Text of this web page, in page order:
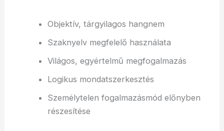
Objektív, tárgyilagos hangnem
Szaknyelv megfelelő használata
Világos, egyértelmű megfogalmazás
Logikus mondatszerkesztés
Személytelen fogalmazásmód előnyben
részesítése